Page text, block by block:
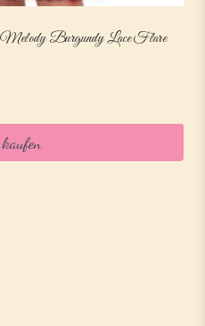
Burgundy Lace Flare